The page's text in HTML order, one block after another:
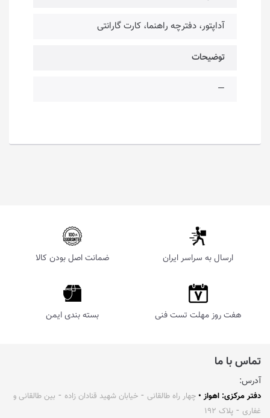
آداپتور، دفترچه راهنما، کارت گارانتی
توضیحات
—
ارسال به سراسر ایران ضمانت اصل بودن کالا
هفت روز مهلت تست فنی بسته بندی ایمن
تماس با ما
آدرس:
دفتر مرکزی: اهواز • چهار راه طالقانی ⁃ خیابان شهید قنادان زاده ⁃ بین طالقانی و
غفاری ⁃ پلاک ۱۹۲